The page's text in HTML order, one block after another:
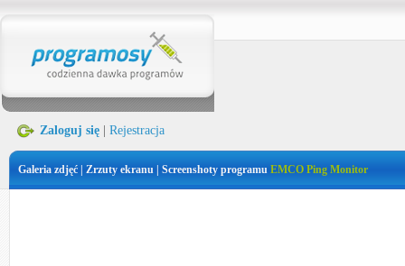
Zaloguj się Rejestracja
Galeria zdjęć | Zrzuty ekranu | Screenshoty programu EMCO Ping Monitor